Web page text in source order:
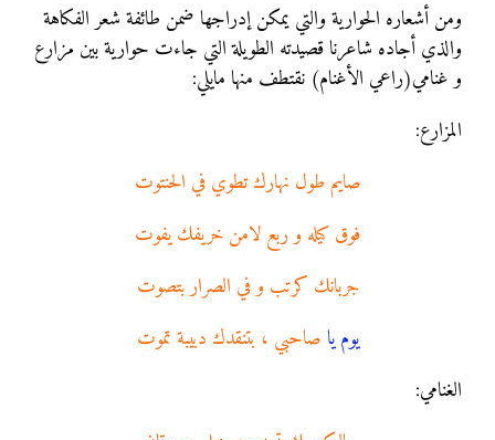
ومن أشعاره الحوارية والتي يمكن إدراجها ضمن طائفة شعر الفكاهة
والذي أجاده شاعرنا قصيدته الطويلة التي جاءت حوارية بين مزارع
و غنامي(راعي الأغنام) نقتطف منها مايلي:
المزارع:
صايم طول نهارك تطوي في الحنتوت
فوق كيله و ربع لامن خريفك يفوت
جربانك كرتب و في الصرار بتصوت
يوم ياصاحبي ، بتنقدك دبيبة تموت
الغنامي: